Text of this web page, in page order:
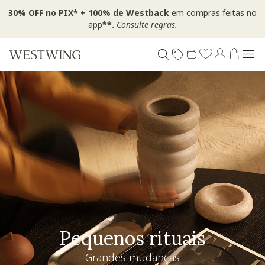
30% OFF no PIX* + 100% de Westback em compras feitas no
app**. Consulte regras.
Pequenos rituais
Grandes mudanças